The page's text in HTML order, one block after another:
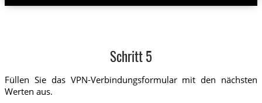
Schritt 5
Füllen Sie das VPN-Verbindungsformular mit den nächsten
Werten aus.